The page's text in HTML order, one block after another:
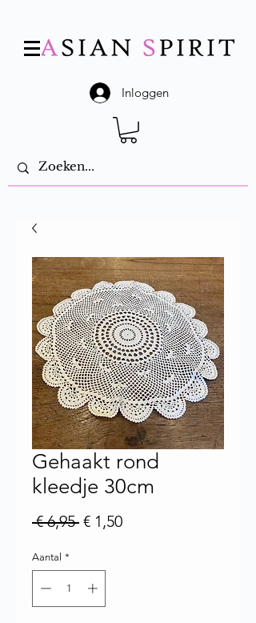
Inloggen
Gehaakt rond
kleedje 30cm
€ 6,95 Normale prijs
€ 1,50Verkoopprijs
Aantal *